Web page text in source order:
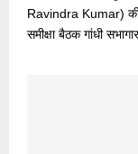
Ravindra Kumar) की
समीक्षा बैठक गांधी